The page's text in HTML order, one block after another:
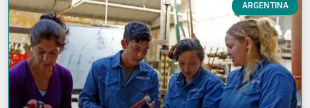
ARGENTINA